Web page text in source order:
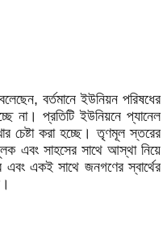
বর্তমানে ইউনিয়ন পরিষধের
না। প্রতিটি ইউনিয়নে প্যানেল
চেষ্টা করা হচ্ছে। তৃণমূল স্তরের
এবং সাহসের সাথে আস্থা নিয়ে
একই সাথে জনগণের স্বার্থের